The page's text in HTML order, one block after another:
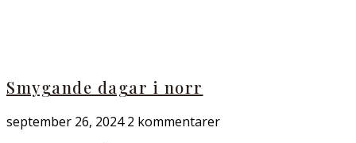
Smygande dagar i norr
september 26, 20242 kommentarer